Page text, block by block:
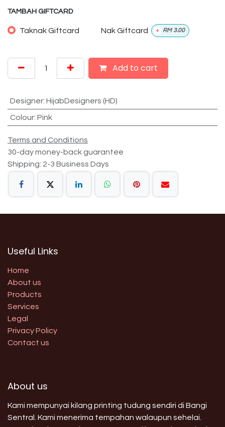
TAMBAH GIFTCARD
Taknak Giftcard Nak Giftcard + RM 3.00
Add to cart
Designer: HijabDesigners (HD)
Colour: Pink
Terms and Conditions
30-day money-back guarantee
Shipping: 2-3 Business Days
Useful Links
Home
About us
Products
Services
Legal
Privacy Policy
Contact us
About us
Kami mempunyai kilang printing tudung sendiri di Bangi
Sentral. Kami menerima tempahan walaupun sehelai.